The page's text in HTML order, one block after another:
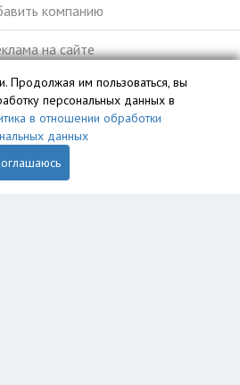
компанию
на сайте
является интеллектуальной
«Профит» и охраняется законом.
Продолжая им пользоваться, вы
персональных данных в
в отношении обработки
данных